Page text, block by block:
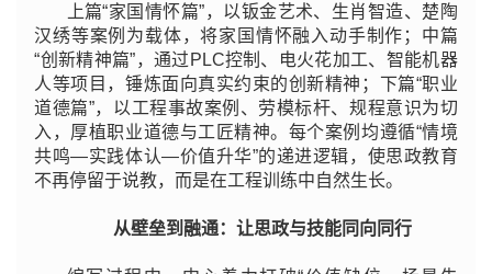
上篇“家国情怀篇”，以钣金艺术、生肖智造、楚陶
汉绣等案例为载体，将家国情怀融入动手制作；中篇
“创新精神篇”，通过PLC控制、电火花加工、智能机器
人等项目，锤炼面向真实约束的创新精神；下篇“职业
道德篇”，以工程事故案例、劳模标杆、规程意识为切
入，厚植职业道德与工匠精神。每个案例均遵循“情境
共鸣—实践体认—价值升华”的递进逻辑，使思政教育
不再停留于说教，而是在工程训练中自然生长。
从壁垒到融通：让思政与技能同向同行